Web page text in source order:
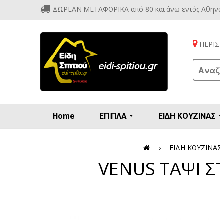
ΔΩΡΕΑΝ ΜΕΤΑΦΟΡΙΚΑ από 80 και άνω εντός
Home ΕΠΙΠΛΑ ΕΙΔΗ ΚΟΥΖΙΝΑΣ
› ΕΙΔΗ
VENUS ΤΑΨΙ